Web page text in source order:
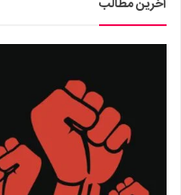
آخرین مطالب